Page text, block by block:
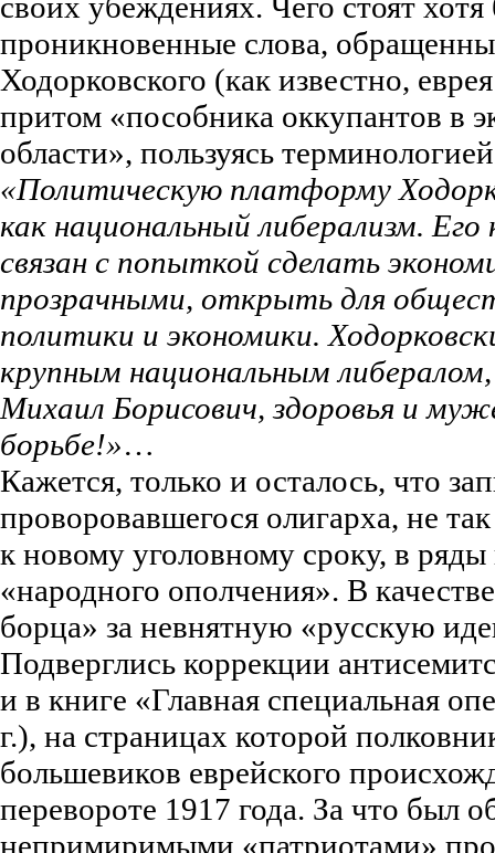
проникновенные слова,
Ходорковского (как известно,
притом «пособника оккупантов в
области», пользуясь
«Политическую платформу
как национальный либерализм.
связан с попыткой сделать
прозрачными, открыть для
политики и экономики.
крупным национальным
Михаил Борисович, здоровья и
борьбе!»…
Кажется, только и осталось, что
проворовавшегося олигарха, не
к новому уголовному сроку, в
«народного ополчения». В
борца» за невнятную «русскую
Подверглись коррекции
и в книге «Главная специальная
г.), на страницах которой
большевиков еврейского
перевороте 1917 года. За что был
непримиримыми «патриотами»